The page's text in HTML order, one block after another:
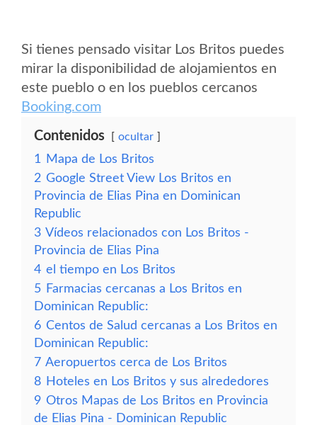
Si tienes pensado visitar Los Britos puedes
mirar la disponibilidad de alojamientos en
este pueblo o en los pueblos cercanos
Booking.com
Contenidos ocultar
1
Mapa de Los Britos
2 Google Street View Los Britos en
Provincia de Elias Pina en Dominican
Republic
3 Vídeos relacionados con Los Britos -
Provincia de Elias Pina
4 el tiempo en Los Britos
5 Farmacias cercanas a Los Britos en
Dominican Republic:
6 Centos de Salud cercanas a Los Britos en
Dominican Republic:
7 Aeropuertos cerca de Los Britos
8 Hoteles en Los Britos y sus alrededores
9 Otros Mapas de Los Britos en Provincia
de Elias Pina - Dominican Republic